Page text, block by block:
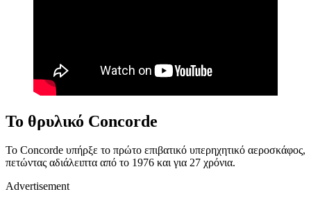
Το θρυλικό Concorde
Το Concorde υπήρξε το πρώτο επιβατικό υπερηχητικό αεροσκάφος,
πετώντας αδιάλειπτα από το 1976 και για 27 χρόνια.
Advertisement